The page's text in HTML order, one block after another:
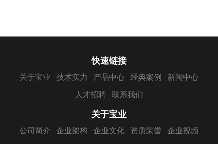
快速链接
关于宝业 技术实力 产品中心 经典案例 新闻中心
人才招聘 联系我们
关于宝业
公司简介 企业架构 企业文化 资质荣誉 企业视频